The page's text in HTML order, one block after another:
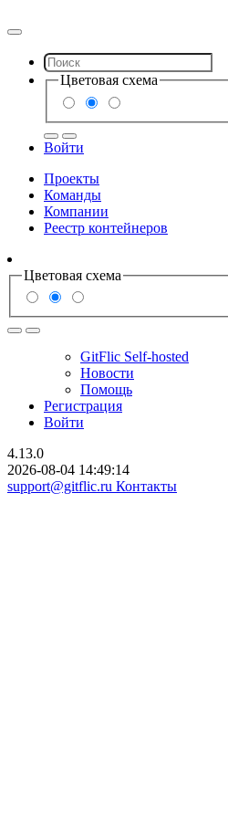
Цветовая схема
Войти
Проекты
Команды
Компании
Реестр контейнеров
Цветовая схема
GitFlic Self-hosted
Новости
Помощь
Регистрация
Войти
4.13.0
2026-08-04 14:49:14
support@gitflic.ru Контакты